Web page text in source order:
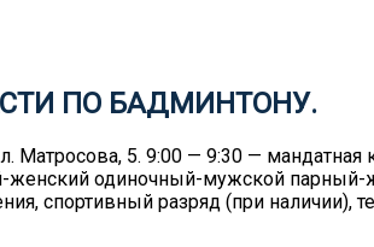
ПО БАДМИНТОНУ.
5. 9:00 — 9:30 —
женский одиночный-мужской
спортивный разряд (при наличии),